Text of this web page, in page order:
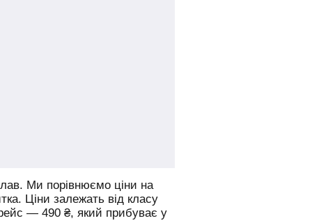
Ми порівнюємо ціни на
Ціни залежать від класу
— 490 ₴, який прибуває у